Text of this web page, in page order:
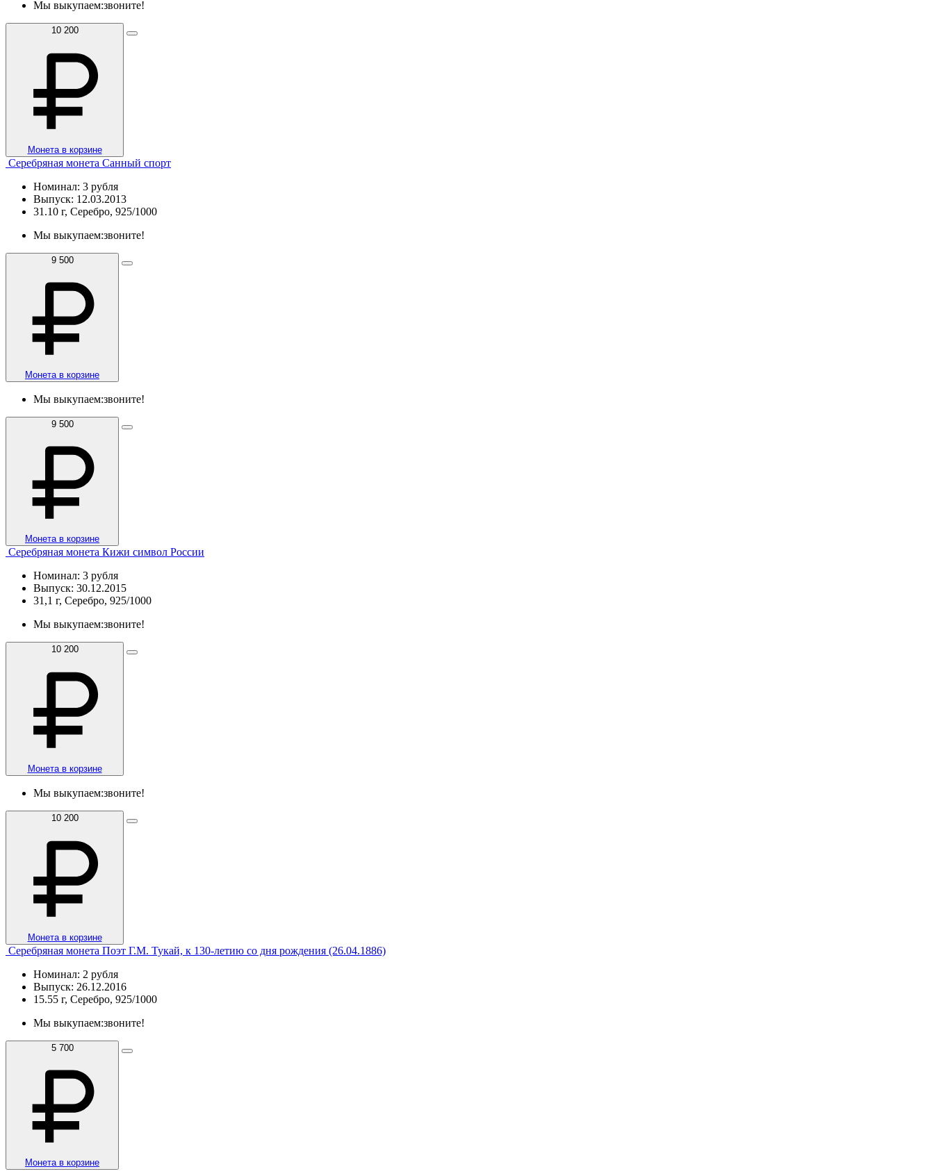
Мы выкупаем:звоните!
10 200
Монета в корзине
Серебряная монета Санный спорт
Номинал: 3 рубля
Выпуск: 12.03.2013
31.10 г, Серебро, 925/1000
Мы выкупаем:звоните!
9 500
Монета в корзине
Мы выкупаем:звоните!
9 500
Монета в корзине
Серебряная монета Кижи символ России
Номинал: 3 рубля
Выпуск: 30.12.2015
31,1 г, Серебро, 925/1000
Мы выкупаем:звоните!
10 200
Монета в корзине
Мы выкупаем:звоните!
10 200
Монета в корзине
Серебряная монета Поэт Г.М. Тукай, к 130-летию со дня рождения (26.04.1886)
Номинал: 2 рубля
Выпуск: 26.12.2016
15.55 г, Серебро, 925/1000
Мы выкупаем:звоните!
5 700
Монета в корзине